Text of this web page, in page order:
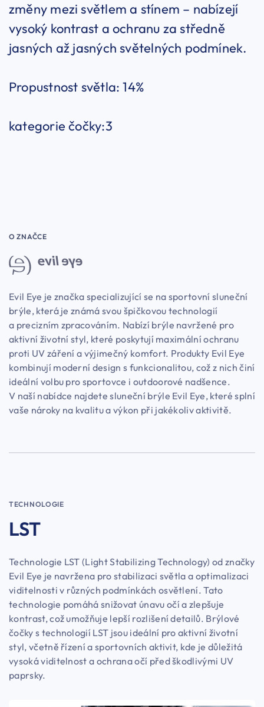
změny mezi světlem a stínem – nabízejí
vysoký kontrast a ochranu za středně
jasných až jasných světelných podmínek.
Propustnost světla: 14%
kategorie čočky:3
O ZNAČCE
Evil Eye je značka specializující se na sportovní sluneční
brýle, která je známá svou špičkovou technologií
a precizním zpracováním. Nabízí brýle navržené pro
aktivní životní styl, které poskytují maximální ochranu
proti UV záření a výjimečný komfort. Produkty Evil Eye
kombinují moderní design s funkcionalitou, což z nich činí
ideální volbu pro sportovce i outdoorové nadšence.
V naší nabídce najdete sluneční brýle Evil Eye, které splní
vaše nároky na kvalitu a výkon při jakékoliv aktivitě.
TECHNOLOGIE
LST
Technologie LST (Light Stabilizing Technology) od značky
Evil Eye je navržena pro stabilizaci světla a optimalizaci
viditelnosti v různých podmínkách osvětlení. Tato
technologie pomáhá snižovat únavu očí a zlepšuje
kontrast, což umožňuje lepší rozlišení detailů. Brýlové
čočky s technologií LST jsou ideální pro aktivní životní
styl, včetně řízení a sportovních aktivit, kde je důležitá
vysoká viditelnost a ochrana očí před škodlivými UV
paprsky.